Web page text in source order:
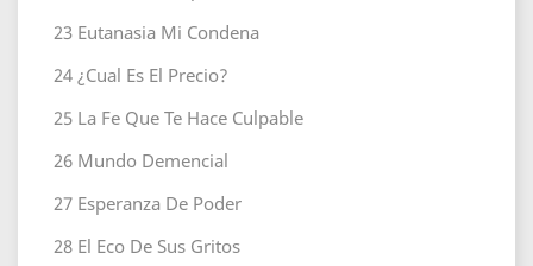
23 Eutanasia Mi Condena
24 ¿Cual Es El Precio?
25 La Fe Que Te Hace Culpable
26 Mundo Demencial
27 Esperanza De Poder
28 El Eco De Sus Gritos